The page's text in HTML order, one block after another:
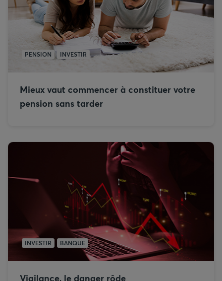
PENSION INVESTIR
Mieux vaut commencer à constituer votre
pension sans tarder
INVESTIR BANQUE
Vigilance, le danger rôde